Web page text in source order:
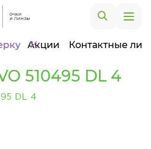
Акции Контактные
510495 DL 4